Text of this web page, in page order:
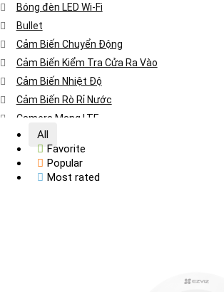
Bóng đèn LED Wi-Fi
Bullet
Cảm Biến Chuyển Động
Cảm Biến Kiểm Tra Cửa Ra Vào
Cảm Biến Nhiệt Độ
Cảm Biến Rò Rỉ Nước
Camera Mạng LTE
Camera Wi-Fi Indoor
Camera Wi-Fi Outdoor
Căn Hộ
All
Favorite
Popular
Most rated